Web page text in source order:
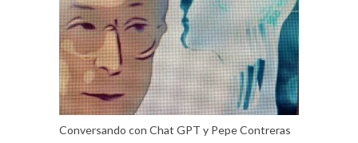
Conversando con Chat GPT y Pepe Contreras